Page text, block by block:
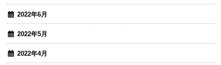
2022年6月
2022年5月
2022年4月